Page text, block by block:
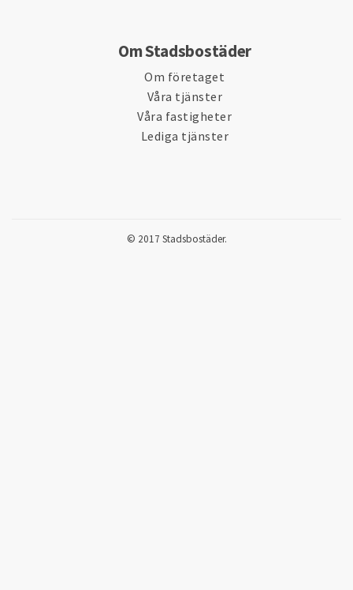
Om Stadsbostäder
Om företaget
Våra tjänster
Våra fastigheter
Lediga tjänster
© 2017 Stadsbostäder.